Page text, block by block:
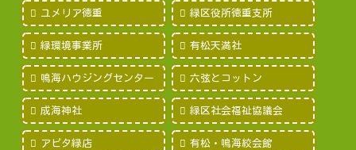
ユメリア徳重 緑区役所徳重支所
緑環境事業所 有松天満社
鳴海ハウジングセンター 六弦とコットン
成海神社 緑区社会福祉協議会
アピタ緑店 有松・鳴海絞会館